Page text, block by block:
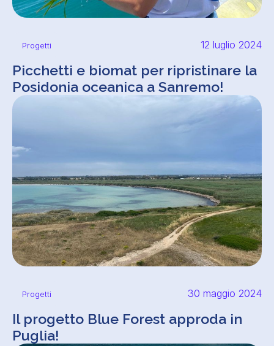
Progetti 12 luglio 2024
Picchetti e biomat per ripristinare la
Posidonia oceanica a Sanremo!
Progetti 30 maggio 2024
Il progetto Blue Forest approda in
Puglia!